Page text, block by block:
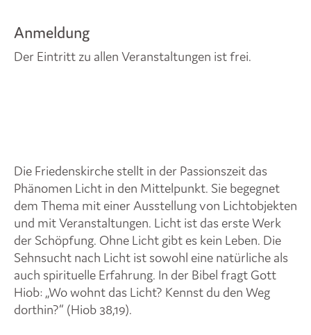
Anmeldung
Der Eintritt zu allen Veranstaltungen ist frei.
Die Friedenskirche stellt in der Passionszeit das
Phänomen Licht in den Mittelpunkt. Sie begegnet
dem Thema mit einer Ausstellung von Lichtobjekten
und mit Veranstaltungen. Licht ist das erste Werk
der Schöpfung. Ohne Licht gibt es kein Leben. Die
Sehnsucht nach Licht ist sowohl eine natürliche als
auch spirituelle Erfahrung. In der Bibel fragt Gott
Hiob: „Wo wohnt das Licht? Kennst du den Weg
dorthin?“ (Hiob 38,19).